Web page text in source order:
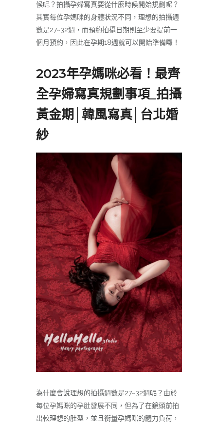
候呢？拍攝孕婦寫真要從什麼時候開始規劃呢？
其實每位孕媽咪的身體狀況不同，理想的拍攝週
數是27~32週，而預約拍攝日期則至少要提前一
個月預約，因此在孕期18週就可以開始準備囉！
2023年孕媽咪必看！最齊
全孕婦寫真規劃事項_拍攝
黃金期│韓風寫真│台北婚
紗
為什麼會說理想的拍攝週數是27~32週呢？由於
每位孕媽咪的孕肚發展不同，但為了在鏡頭前拍
出較理想的肚型，並且衡量孕媽咪的體力負荷，